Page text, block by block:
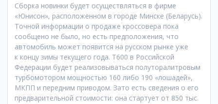
Сборка новинки будет осуществляться в фирме
«Юнисон», расположенном в городе Минске (Беларусь).
Точной информации о продаже кроссовера пока
сообщено не было, но есть предположения, что
автомобиль может появится на русском рынке уже
к концу зимы текущего года. Т600 в Российской
Федерации будет реализовываться полуторалитровым
турбомотором мощностью 160 либо 190 «лошадей»,
МКПП и передним приводом. Зато есть сведения о его
предварительной стоимости: она стартует от 850 тыс.